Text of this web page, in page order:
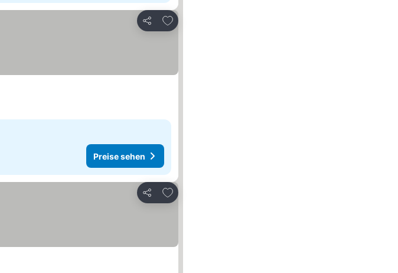
Teilen
Zu Favoriten hinzufügen
Preise sehen
Teilen
Zu Favoriten hinzufügen